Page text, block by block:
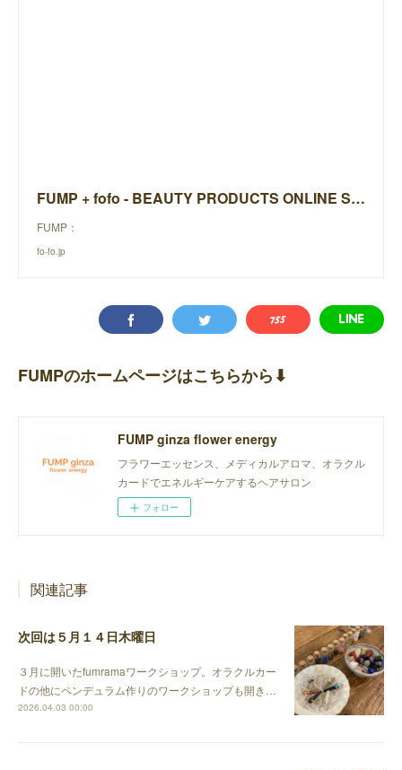
FUMP + fofo - BEAUTY PRODUCTS ONLINE STORE -
FUMP：
fo-fo.jp
FUMPのホームページはこちらから⬇︎
FUMP ginza flower energy
フラワーエッセンス、メディカルアロマ、オラクル
カードでエネルギーケアするヘアサロン
フォロー
関連記事
次回は５月１４日木曜日
３月に開いたfumramaワークショップ。オラクルカー
ドの他にペンデュラム作りのワークショップも開き…
2026.04.03 00:00